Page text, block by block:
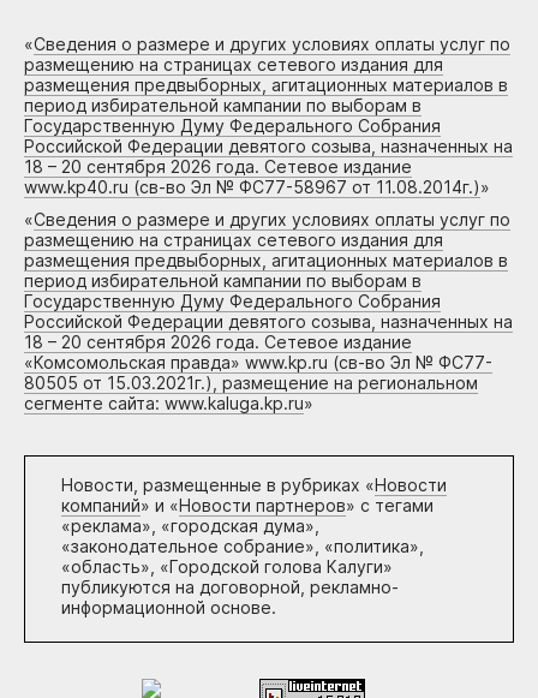
«Сведения о размере и других условиях оплаты услуг по
размещению на страницах сетевого издания для
размещения предвыборных, агитационных материалов в
период избирательной кампании по выборам в
Государственную Думу Федерального Собрания
Российской Федерации девятого созыва, назначенных на
18 – 20 сентября 2026 года. Сетевое издание
www.kp40.ru (св-во Эл № ФС77-58967 от 11.08.2014г.)»
«Сведения о размере и других условиях оплаты услуг по
размещению на страницах сетевого издания для
размещения предвыборных, агитационных материалов в
период избирательной кампании по выборам в
Государственную Думу Федерального Собрания
Российской Федерации девятого созыва, назначенных на
18 – 20 сентября 2026 года. Сетевое издание
«Комсомольская правда» www.kp.ru (св-во Эл № ФС77-
80505 от 15.03.2021г.), размещение на региональном
сегменте сайта: www.kaluga.kp.ru»
Новости, размещенные в рубриках «Новости
компаний» и «Новости партнеров» с тегами
«реклама», «городская дума»,
«законодательное собрание», «политика»,
«область», «Городской голова Калуги»
публикуются на договорной, рекламно-
информационной основе.